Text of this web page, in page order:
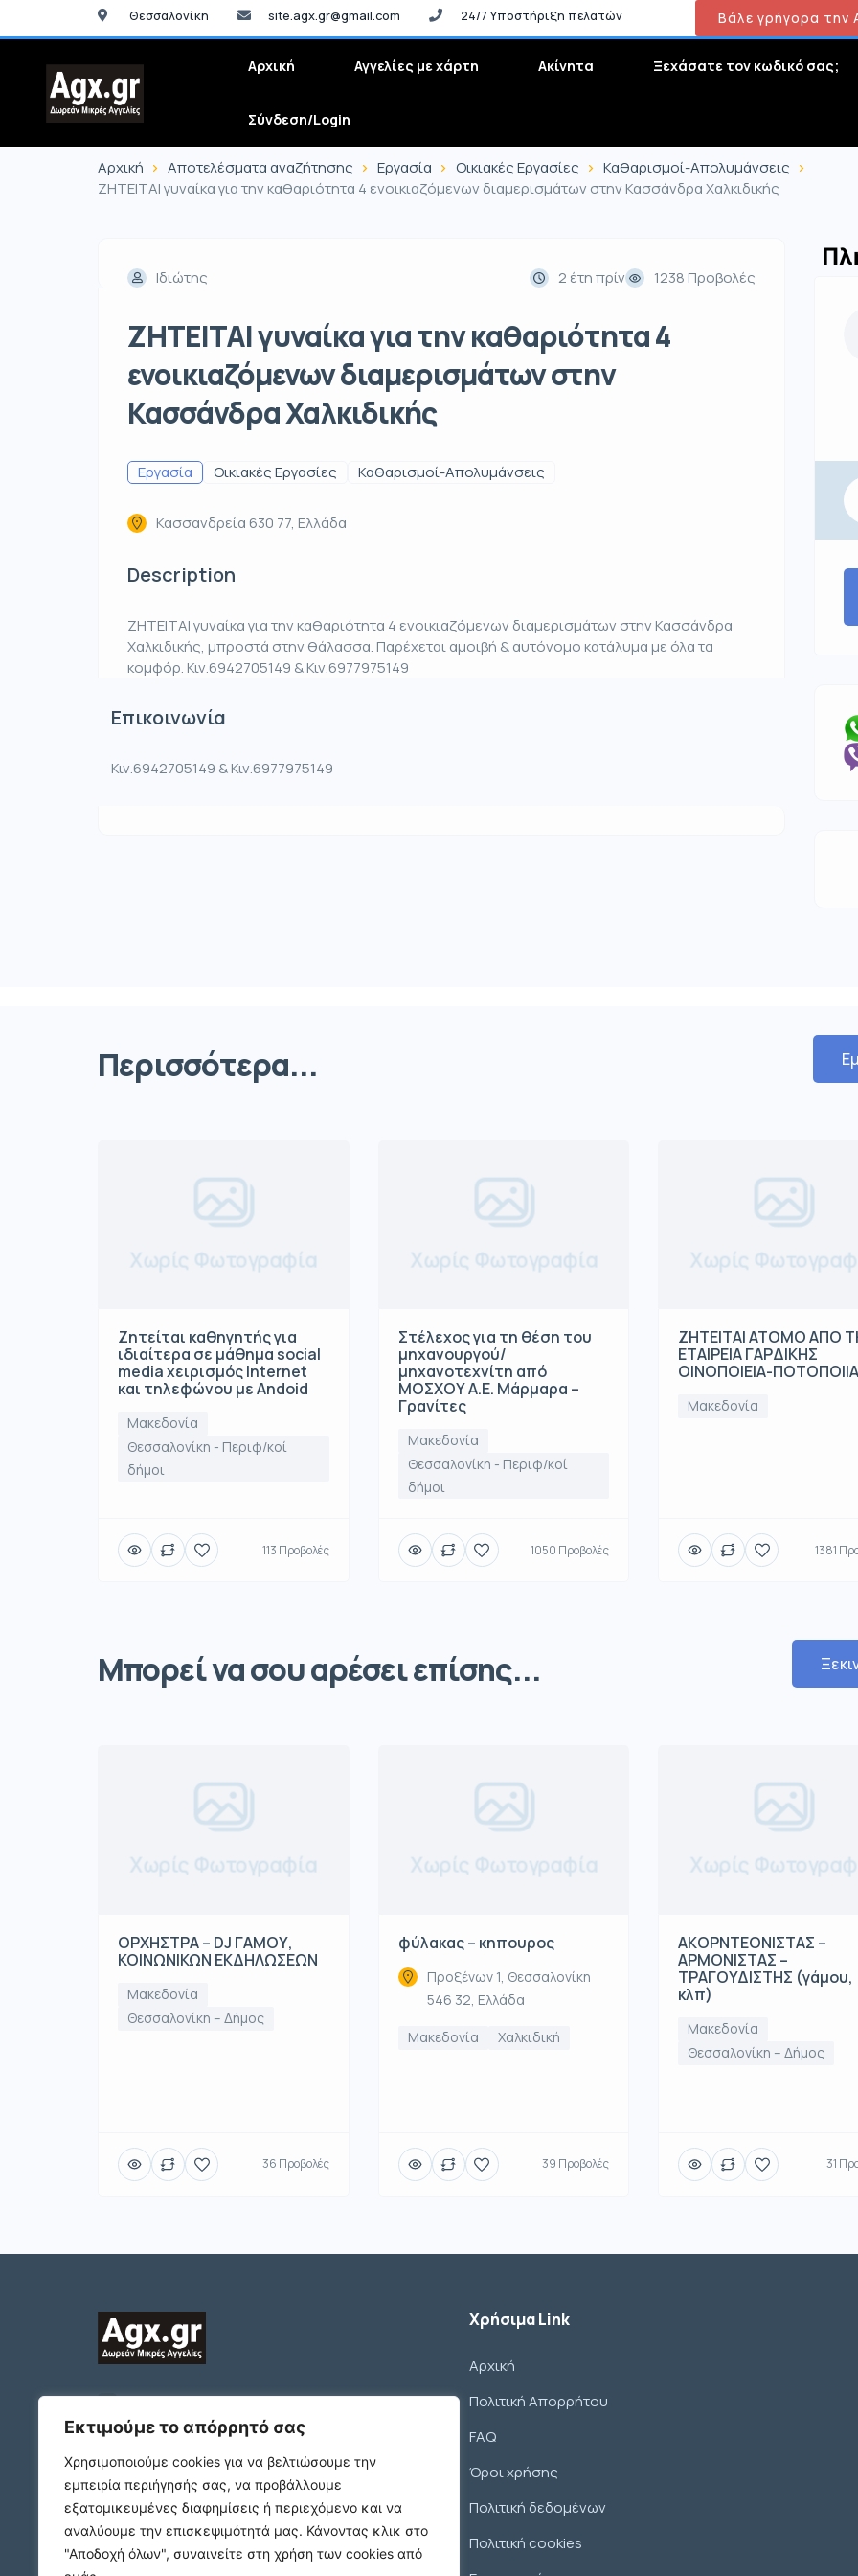
Εκτιμούμε το απόρρητό σας
Χρησιμοποιούμε cookies για να βελτιώσουμε την
εμπειρία περιήγησής σας, να προβάλλουμε
εξατομικευμένες διαφημίσεις ή περιεχόμενο και να
αναλύουμε την επισκεψιμότητά μας. Κάνοντας κλικ στο
"Αποδοχή όλων", συναινείτε στη χρήση των cookies από
Θεσσαλονίκη site.agx.gr@gmail.com 24/7 Υποστήριξη πελατών Βάλε γρήγορα την
Αρχική Αγγελίες με χάρτη Ακίνητα Ξεχάσατε τον κωδικό σας;
Σύνδεση/Login
Αρχική Αποτελέσματα αναζήτησης Εργασία Οικιακές Εργασίες
Καθαρισμοί-Απολυμάνσεις
ΖΗΤΕΙΤΑΙ γυναίκα για την καθαριότητα 4 ενοικιαζόμενων διαμερισμάτων στην Κασσάνδρα Χαλκιδικής
Ιδιώτης 2 έτη πρίν 1238 Προβολές
ΖΗΤΕΙΤΑΙ γυναίκα για την καθαριότητα 4
ενοικιαζόμενων διαμερισμάτων στην
Κασσάνδρα Χαλκιδικής
Εργασία Οικιακές Εργασίες Καθαρισμοί-Απολυμάνσεις
Κασσανδρεία 630 77, Ελλάδα
Description
ΖΗΤΕΙΤΑΙ γυναίκα για την καθαριότητα 4 ενοικιαζόμενων διαμερισμάτων στην Κασσάνδρα
Χαλκιδικής, μπροστά στην θάλασσα. Παρέχεται αμοιβή & αυτόνομο κατάλυμα με όλα τα
κομφόρ. Κιν.6942705149 & Κιν.6977975149
Επικοινωνία
Κιν.6942705149 & Κιν.6977975149
Περισσότερα...
Χωρίς Φωτογραφία
Ζητείται καθηγητής για
ιδιαίτερα σε μάθημα social
media χειρισμός Internet
και τηλεφώνου με Andoid
Μακεδονία
Θεσσαλονίκη - Περιφ/κοί
δήμοι
113 Προβολές
Χωρίς Φωτογραφία
Στέλεχος για τη θέση του
μηχανουργού/
μηχανοτεχνίτη από
ΜΟΣΧΟΥ Α.Ε. Μάρμαρα –
Γρανίτες
Μακεδονία
Θεσσαλονίκη - Περιφ/κοί
δήμοι
1050 Προβολές
Χωρίς
ΖΗΤΕΙΤΑΙ ΑΤΟΜΟ ΑΠΟ
ΕΤΑΙΡΕΙΑ ΓΑΡΔΙΚΗΣ
ΟΙΝΟΠΟΙΕΙΑ-ΠΟΤΟΠΟΙΙΑ
Μακεδονία
1381
Μπορεί να σου αρέσει επίσης...
Χωρίς Φωτογραφία
ΟΡΧΗΣΤΡΑ – DJ ΓΑΜΟΥ,
ΚΟΙΝΩΝΙΚΩΝ ΕΚΔΗΛΩΣΕΩΝ
Μακεδονία
Θεσσαλονίκη – Δήμος
36 Προβολές
Χωρίς Φωτογραφία
φύλακας – κηπουρος
Προξένων 1, Θεσσαλονίκη
546 32, Ελλάδα
Μακεδονία Χαλκιδική
39 Προβολές
Χωρίς
ΑΚOΡΝΤΕΟΝΙΣΤΑΣ –
ΑΡΜΟΝΙΣΤΑΣ –
ΤΡΑΓΟΥΔΙΣΤΗΣ (γάμου,
κλπ)
Μακεδονία
Θεσσαλονίκη – Δήμος
31
2312132324
ΠΛΑΤΩΝΟΣ 1 Τ.Κ. 54631
support@agx.gr
Follow our social media
Χρήσιμα Link
Αρχική
Πολιτική Απορρήτου
FAQ
Όροι χρήσης
Πολιτική δεδομένων
Πολιτική cookies